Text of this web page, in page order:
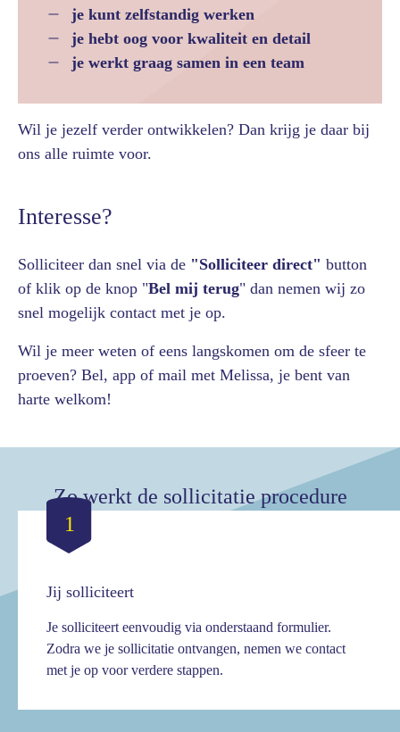
je kunt zelfstandig werken
je hebt oog voor kwaliteit en detail
je werkt graag samen in een team
Wil je jezelf verder ontwikkelen? Dan krijg je daar bij
ons alle ruimte voor.
Interesse?
Solliciteer dan snel via de "Solliciteer direct" button
of klik op de knop "Bel mij terug" dan nemen wij zo
snel mogelijk contact met je op.
Wil je meer weten of eens langskomen om de sfeer te
proeven? Bel, app of mail met Melissa, je bent van
harte welkom!
Zo werkt de sollicitatie procedure
1
Jij solliciteert
Je solliciteert eenvoudig via onderstaand formulier.
Zodra we je sollicitatie ontvangen, nemen we contact
met je op voor verdere stappen.